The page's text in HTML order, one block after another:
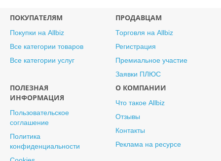
ПОКУПАТЕЛЯМ
Покупки на Allbiz
Все категории товаров
Все категории услуг
ПРОДАВЦАМ
Торговля на Allbiz
Регистрация
Премиальное участие
Заявки ПЛЮС
ПОЛЕЗНАЯ
ИНФОРМАЦИЯ
Пользовательское
соглашение
Политика
конфиденциальности
О КОМПАНИИ
Что такое Allbiz
Отзывы
Контакты
Реклама на ресурсе